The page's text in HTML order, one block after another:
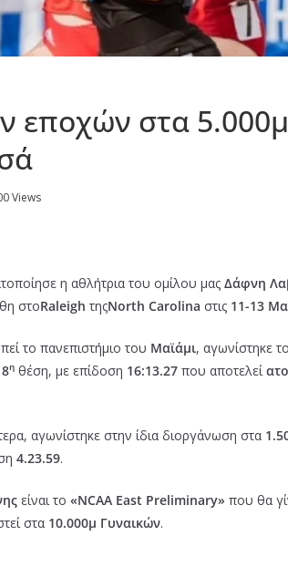
εποχών στα
Views
η αθλήτρια του ομίλου μας Δάφνη
στοRaleigh τηςNorth Carolina στις 11-13
το πανεπιστήμιο του Μαϊάμι, αγωνίστηκε το
8η θέση, με επίδοση 16:13.27 που αποτελεί
αγωνίστηκε στην ίδια διοργάνωση στα
4.23.59.
είναι το «NCAA East Preliminary» που θα
στα 10.000μ Γυναικών.